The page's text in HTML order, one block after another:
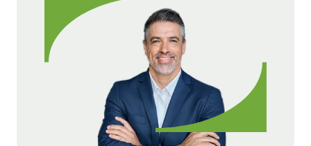
Νοτίου Αφρικής (ZAR), Δολάριο Χονγκ Κονγκ (HKD).